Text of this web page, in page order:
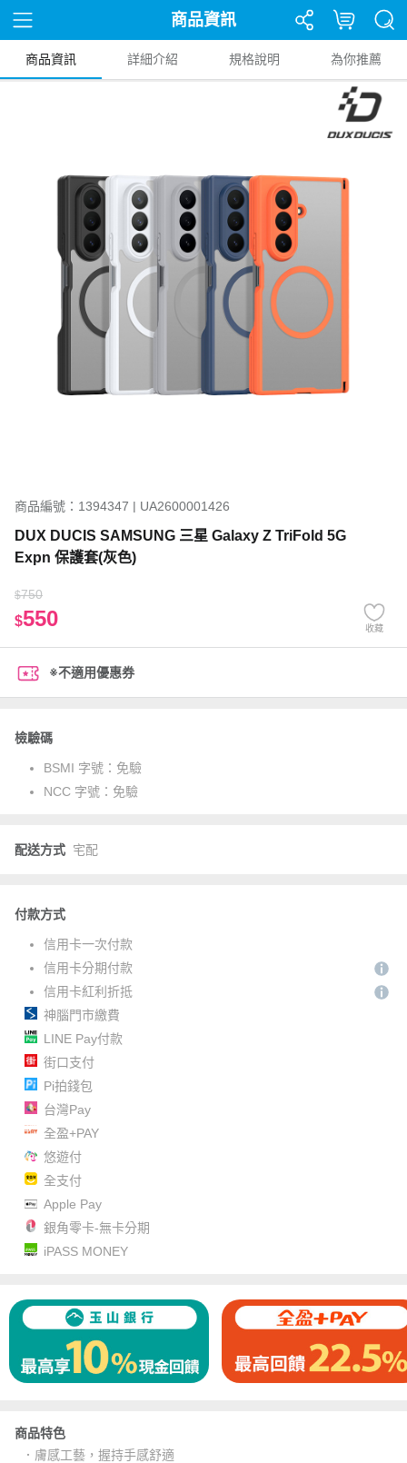
商品資訊
商品資訊 詳細介紹 規格說明 為你推薦
商品編號：1394347 | UA2600001426
DUX DUCIS SAMSUNG 三星 Galaxy Z TriFold 5G
Expn 保護套(灰色)
$750
$550 收藏
※不適用優惠券
檢驗碼
BSMI 字號： 免驗
NCC 字號： 免驗
配送方式 宅配
付款方式
信用卡一次付款
信用卡分期付款
信用卡紅利折抵
神腦門市繳費
LINE Pay付款
街口支付
Pi拍錢包
台灣Pay
全盈+PAY
悠遊付
全支付
Apple Pay
銀角零卡-無卡分期
iPASS MONEY
商品特色
．膚感工藝，握持手感舒適